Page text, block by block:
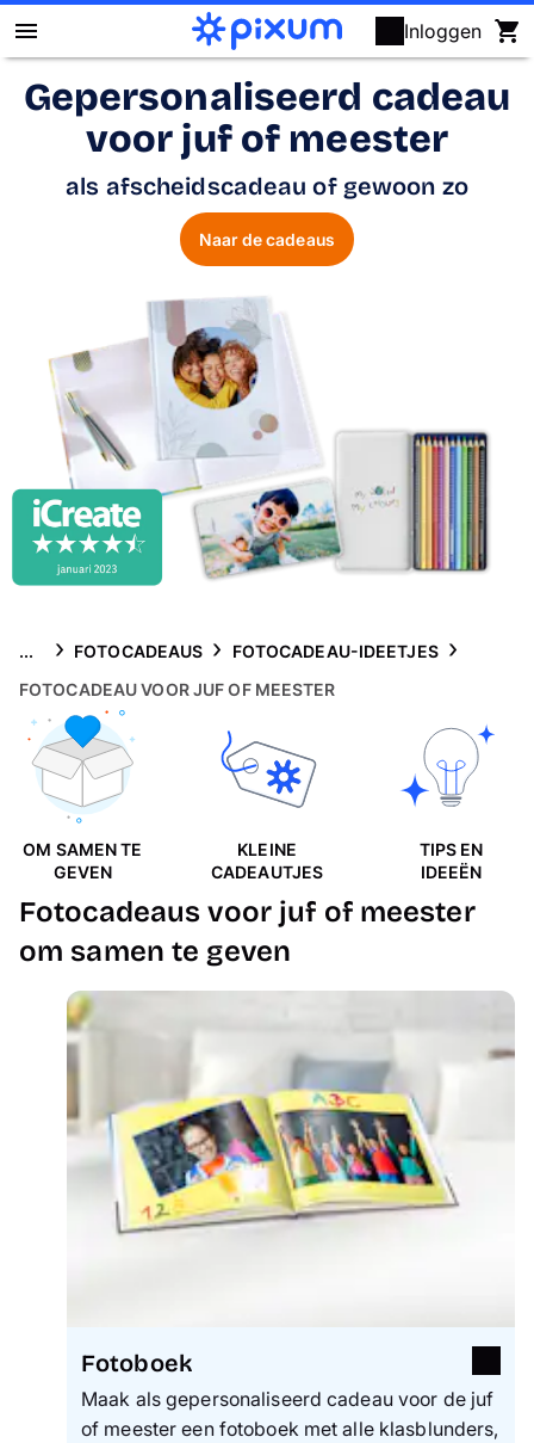
Inloggen
Fotoboek maken
Foto's afdrukken
Posters & wanddecoratie
Fotocadeaus
Kaarten
Fotopuzzels
Gsm-hoesjes
Gepersonaliseerd cadeau
voor juf of meester
als afscheidscadeau of gewoon zo
Naar de cadeaus
... FOTOCADEAUS
FOTOCADEAU-IDEETJES
FOTOCADEAU VOOR JUF OF MEESTER
OM SAMEN TE
GEVEN
KLEINE
CADEAUTJES
TIPS EN
IDEEËN
Fotocadeaus voor juf of meester
om samen te geven
Fotoboek
Maak als gepersonaliseerd cadeau voor de juf
of meester een fotoboek met alle klasblunders,